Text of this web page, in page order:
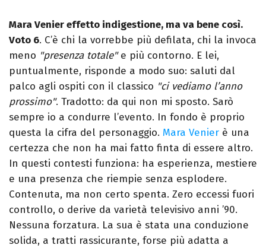
Mara Venier effetto indigestione, ma va bene così.
Voto 6. C’è chi la vorrebbe più defilata, chi la invoca
meno "presenza totale"e più contorno. E lei,
puntualmente, risponde a modo suo: saluti dal
palco agli ospiti con il classico "ci vediamo l’anno
prossimo". Tradotto: da qui non mi sposto. Sarò
sempre io a condurre l’evento. In fondo è proprio
questa la cifra del personaggio. Mara Venier è una
certezza che non ha mai fatto finta di essere altro.
In questi contesti funziona: ha esperienza, mestiere
e una presenza che riempie senza esplodere.
Contenuta, ma non certo spenta. Zero eccessi fuori
controllo, o derive da varietà televisivo anni ’90.
Nessuna forzatura. La sua è stata una conduzione
solida, a tratti rassicurante, forse più adatta a